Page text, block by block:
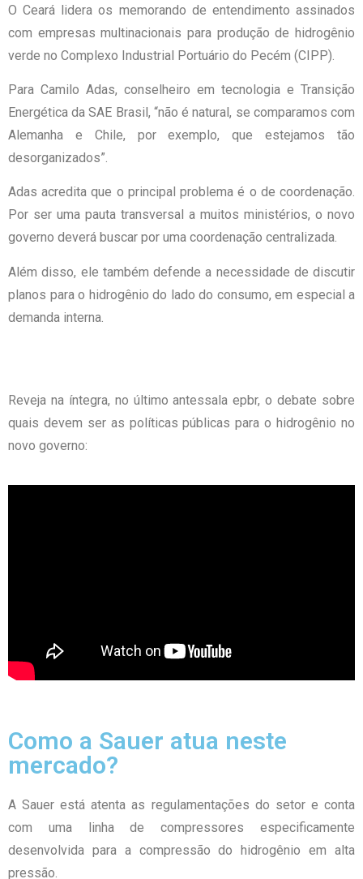
O Ceará lidera os memorando de entendimento assinados
com empresas multinacionais para produção de hidrogênio
verde no Complexo Industrial Portuário do Pecém (CIPP).
Para Camilo Adas, conselheiro em tecnologia e Transição
Energética da SAE Brasil, “não é natural, se comparamos com
Alemanha e Chile, por exemplo, que estejamos tão
desorganizados”.
Adas acredita que o principal problema é o de coordenação.
Por ser uma pauta transversal a muitos ministérios, o novo
governo deverá buscar por uma coordenação centralizada.
Além disso, ele também defende a necessidade de discutir
planos para o hidrogênio do lado do consumo, em especial a
demanda interna.
Reveja na íntegra, no último antessala epbr, o debate sobre
quais devem ser as políticas públicas para o hidrogênio no
novo governo:
Como a Sauer atua neste
mercado?
A Sauer está atenta as regulamentações do setor e conta
com uma linha de compressores especificamente
desenvolvida para a compressão do hidrogênio em alta
pressão.